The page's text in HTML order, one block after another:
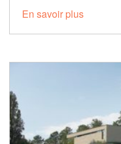
En savoir plus